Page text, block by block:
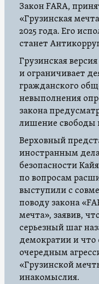
Закон FARA,
«Грузинская
2025 года. Его
станет
Грузинская
и ограничивает
гражданского
невыполнения
закона
лишение свободы
Верховный
иностранным
безопасности
по вопросам
выступили с
поводу закона
мечта», заявив,
серьезный шаг
демократии и что
очередным
«Грузинской
инакомыслия.